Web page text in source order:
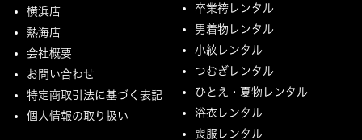
横浜店
熱海店
会社概要
お問い合わせ
特定商取引法に基づく表記
個人情報の取り扱い
卒業袴レンタル
男着物レンタル
小紋レンタル
つむぎレンタル
ひとえ・夏物レンタル
浴衣レンタル
喪服レンタル